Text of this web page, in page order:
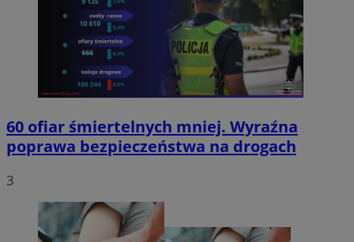
60 ofiar śmiertelnych mniej. Wyraźna
poprawa bezpieczeństwa na drogach
3